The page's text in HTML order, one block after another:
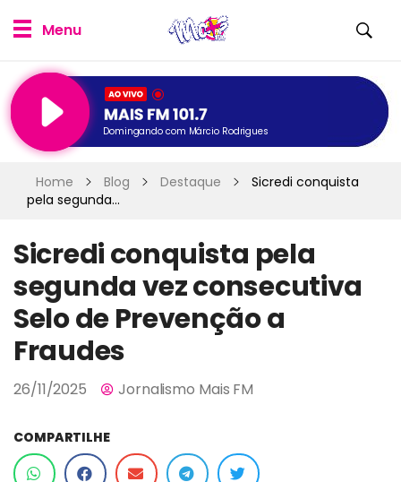
Domingando com Márcio Rodrigues
Home Blog Destaque
Sicredi conquista
pela segunda...
Sicredi conquista pela
segunda vez consecutiva
Selo de Prevenção a
Fraudes
26/11/2025 Jornalismo Mais FM
COMPARTILHE